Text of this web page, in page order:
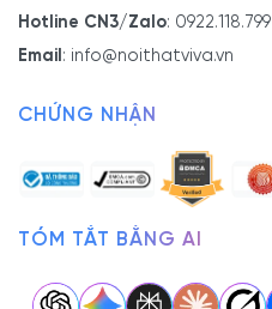
Hotline CN3/Zalo: 0922.118.799
Email : info@noithatviva.vn
CHỨNG NHẬN
TÓM TẮT BẰNG AI